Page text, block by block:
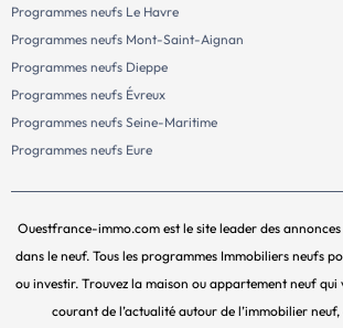
Programmes neufs Le Havre
Programmes neufs Mont-Saint-Aignan
Programmes neufs Dieppe
Programmes neufs Évreux
Programmes neufs Seine-Maritime
Programmes neufs Eure
Ouestfrance-immo.com est le site leader des annonces
dans le neuf. Tous les programmes Immobiliers neufs
ou investir. Trouvez la maison ou appartement neuf qui
courant de l’actualité autour de l’immobilier